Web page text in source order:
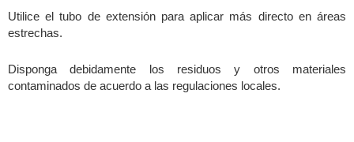
Utilice el tubo de extensión para aplicar más directo en áreas
estrechas.
Disponga debidamente los residuos y otros materiales
contaminados de acuerdo a las regulaciones locales.